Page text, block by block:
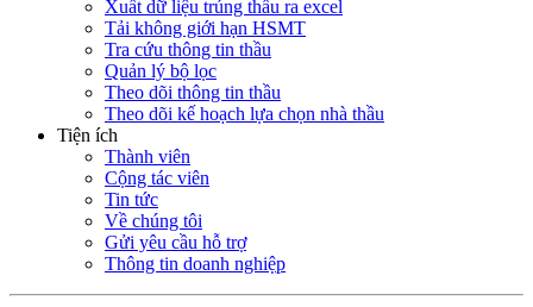
Xuất dữ liệu trúng thầu ra excel
Tải không giới hạn HSMT
Tra cứu thông tin thầu
Quản lý bộ lọc
Theo dõi thông tin thầu
Theo dõi kế hoạch lựa chọn nhà thầu
Tiện ích
Thành viên
Cộng tác viên
Tin tức
Về chúng tôi
Gửi yêu cầu hỗ trợ
Thông tin doanh nghiệp